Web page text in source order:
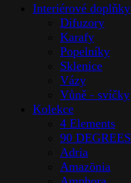
Interiérové doplňky
Difuzory
Karafy
Popelníky
Sklenice
Vázy
Vůně - svíčky
Kolekce
4 Elements
90 DEGREES
Adria
Amazōnia